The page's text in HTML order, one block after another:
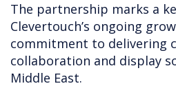
The partnership marks a
Clevertouch’s ongoing
commitment to delivering
collaboration and display
Middle East.